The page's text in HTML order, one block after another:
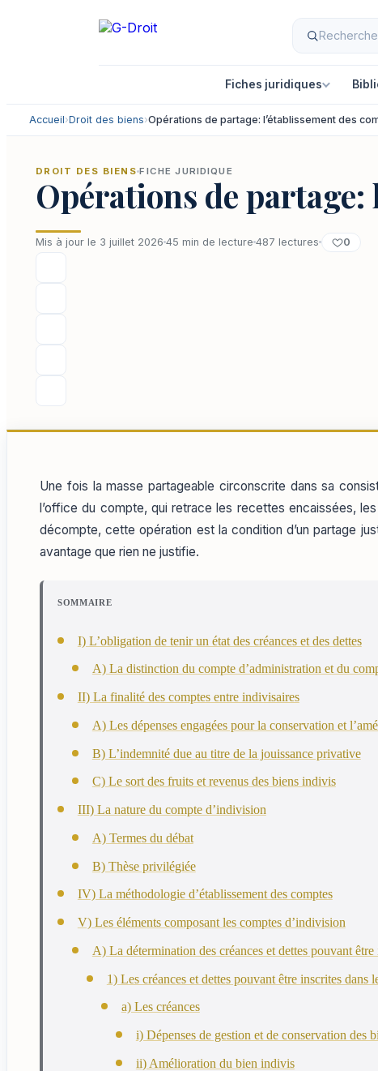
Fiches juridiques
Accueil›Droit des biens›Opérations de partage: l’établissement des
DROIT DES BIENS FICHE JURIDIQUE
Opérations de
Mis à jour le 3 juillet 2026 45 min de lecture 487 lectures 0
Une fois la masse partageable circonscrite dans sa
l’office du compte, qui retrace les recettes encaissées,
décompte, cette opération est la condition d’un partage
avantage que rien ne justifie.
SOMMAIRE
I) L’obligation de tenir un état des créances et des dettes
A) La distinction du compte d’administration et du
II) La finalité des comptes entre indivisaires
A) Les dépenses engagées pour la conservation et
B) L’indemnité due au titre de la jouissance privative
C) Le sort des fruits et revenus des biens indivis
III) La nature du compte d’indivision
A) Termes du débat
B) Thèse privilégiée
IV) La méthodologie d’établissement des comptes
V) Les éléments composant les comptes d’indivision
A) La détermination des créances et dettes pouvant
1) Les créances et dettes pouvant être inscrites dans
a) Les créances
i) Dépenses de gestion et de conservation des
ii) Amélioration du bien indivis